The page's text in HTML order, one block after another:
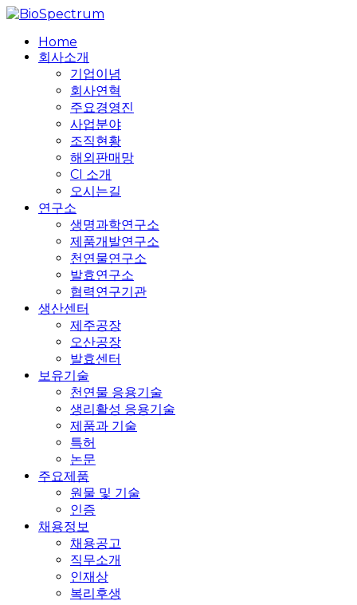
Skip
main
content
search
MenuHome
회사소개
기업이념
회사연혁
주요경영진
사업분야
조직현황
해외판매망
CI 소개
오시는길
연구소
생명과학연구소
제품개발연구소
천연물연구소
발효연구소
협력연구기관
생산센터
제주공장
오산공장
발효센터
보유기술
천연물 응용기술
생리활성 응용기술
제품과 기술
특허
논문
주요제품
원물 및 기술
인증
채용정보
채용공고
직무소개
인재상
복리후생